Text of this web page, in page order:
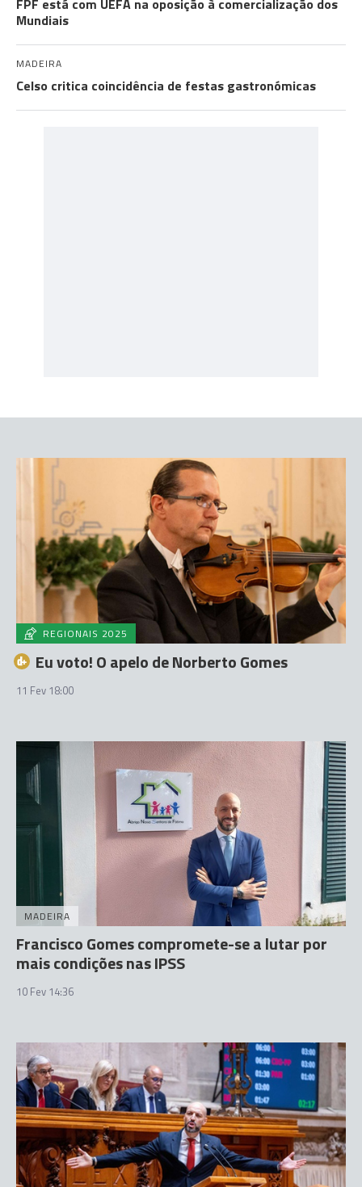
FPF está com UEFA na oposição à comercialização dos
Mundiais
MADEIRA
Celso critica coincidência de festas gastronómicas
REGIONAIS 2025
Eu voto! O apelo de Norberto Gomes
11 Fev 18:00
MADEIRA
Francisco Gomes compromete-se a lutar por
mais condições nas IPSS
10 Fev 14:36